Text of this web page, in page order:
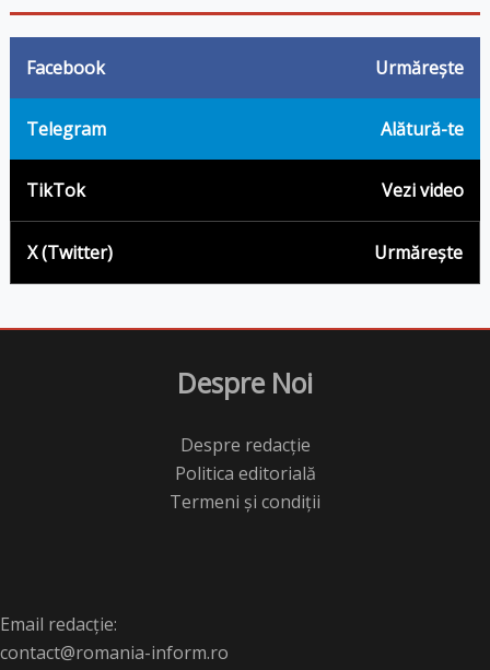
Facebook Urmărește
Telegram Alătură-te
TikTok Vezi video
X (Twitter) Urmărește
Despre Noi
Despre redacție
Politica editorială
Termeni și condiții
Email redacție:
contact@romania-inform.ro